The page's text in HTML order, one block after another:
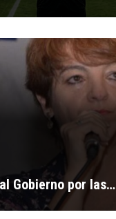
Gobierno por las…